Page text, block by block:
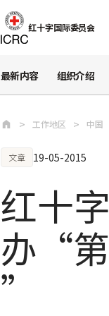
红十字国际委员会
最新内容 组织介绍
工作地区 中国
文章 19-05-2015
红十
办“
”